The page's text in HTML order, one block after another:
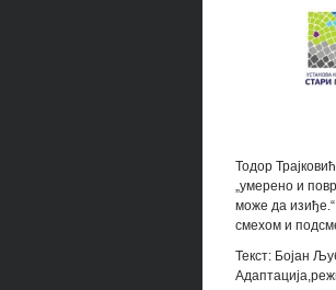
Тодор
„умерено и
може да
смехом и
Текст: Бојан